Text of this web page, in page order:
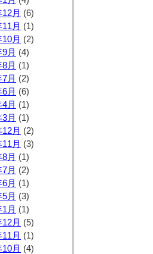
月 (6)
月 (1)
月 (2)
月 (4)
月 (1)
月 (2)
月 (6)
月 (1)
月 (1)
月 (2)
月 (3)
月 (1)
月 (2)
月 (1)
月 (3)
月 (1)
月 (5)
月 (1)
月 (4)